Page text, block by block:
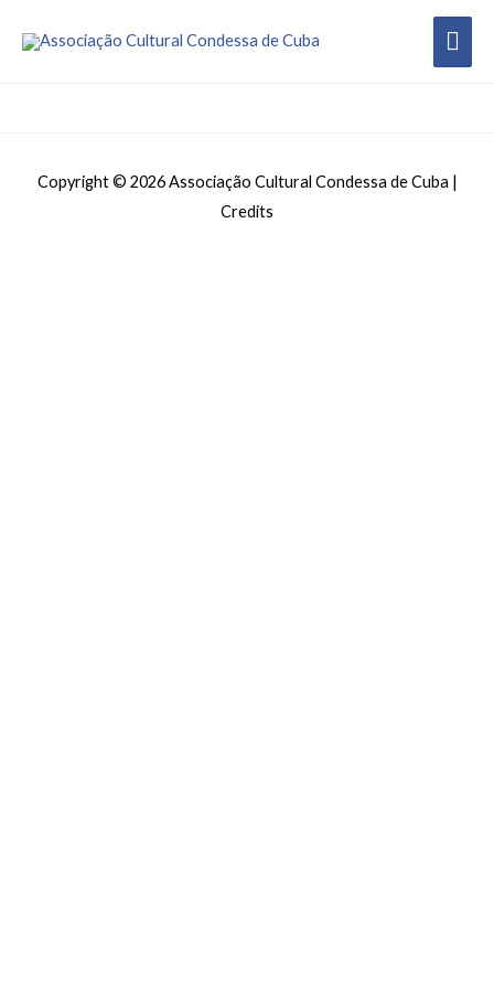
Copyright © 2026Associação Cultural Condessa de Cuba |
Credits